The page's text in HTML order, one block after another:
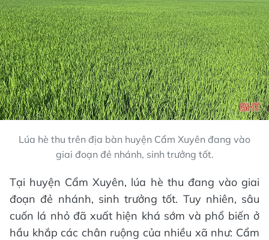
Lúa hè thu trên địa bàn huyện Cẩm Xuyên đang vào
giai đoạn đẻ nhánh, sinh trưởng tốt.
Tại huyện Cẩm Xuyên, lúa hè thu đang vào giai
đoạn đẻ nhánh, sinh trưởng tốt. Tuy nhiên, sâu
cuốn lá nhỏ đã xuất hiện khá sớm và phổ biến ở
hầu khắp các chân ruộng của nhiều xã như: Cẩm